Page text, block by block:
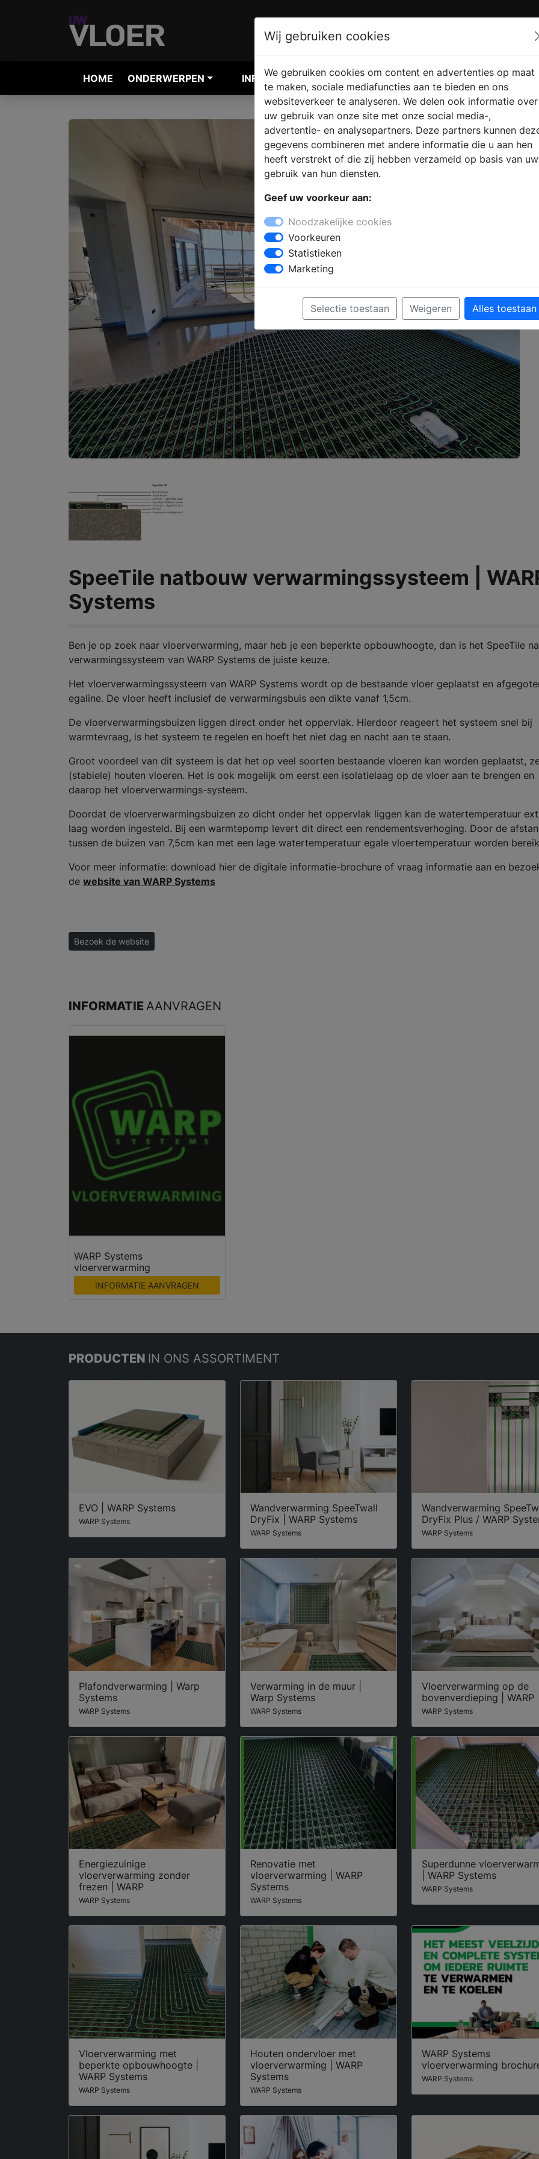
HOME ONDERWERPEN INFORMATIE AANVRAGEN VERKOOPLOCATIE VINDEN
SpeeTile natbouw verwarmingssysteem |
Systems
Ben je op zoek naar vloerverwarming, maar heb je een beperkte opbouwhoogte, dan is het SpeeTile
verwarmingssysteem van WARP Systems de juiste keuze.
Het vloerverwarmingssysteem van WARP Systems wordt op de bestaande vloer geplaatst en
egaline. De vloer heeft inclusief de verwarmingsbuis een dikte vanaf 1,5cm.
De vloerverwarmingsbuizen liggen direct onder het oppervlak. Hierdoor reageert het systeem snel bij
warmtevraag, is het systeem te regelen en hoeft het niet dag en nacht aan te staan.
Groot voordeel van dit systeem is dat het op veel soorten bestaande vloeren kan worden geplaatst,
(stabiele) houten vloeren. Het is ook mogelijk om eerst een isolatielaag op de vloer aan te brengen en
daarop het vloerverwarmings-systeem.
Doordat de vloerverwarmingsbuizen zo dicht onder het oppervlak liggen kan de watertemperatuur
laag worden ingesteld. Bij een warmtepomp levert dit direct een rendementsverhoging. Door de
tussen de buizen van 7,5cm kan met een lage watertemperatuur egale vloertemperatuur worden
Voor meer informatie: download hier de digitale informatie-brochure of vraag informatie aan en
de website van WARP Systems
Bezoek de website
INFORMATIE AANVRAGEN
WARP Systems
vloerverwarming
INFORMATIE AANVRAGEN
PRODUCTEN IN ONS ASSORTIMENT
EVO | WARP Systems
WARP Systems
Wandverwarming SpeeTwall
DryFix | WARP Systems
WARP Systems
Wandverwarming
DryFix Plus / WARP
WARP Systems
Plafondverwarming | Warp
Systems
WARP Systems
Verwarming in de muur |
Warp Systems
WARP Systems
Vloerverwarming op de
bovenverdieping | WARP
WARP Systems
Energiezuinige
vloerverwarming zonder
frezen | WARP
WARP Systems
Renovatie met
vloerverwarming | WARP
Systems
WARP Systems
Superdunne
| WARP Systems
WARP Systems
Vloerverwarming met
beperkte opbouwhoogte |
WARP Systems
WARP Systems
Houten ondervloer met
vloerverwarming | WARP
Systems
WARP Systems
WARP Systems
vloerverwarming
WARP Systems
Wij gebruiken cookies
We gebruiken cookies om content en advertenties op maat
te maken, sociale mediafuncties aan te bieden en ons
websiteverkeer te analyseren. We delen ook informatie over
uw gebruik van onze site met onze social media-,
advertentie- en analysepartners. Deze partners kunnen
gegevens combineren met andere informatie die u aan hen
heeft verstrekt of die zij hebben verzameld op basis van uw
gebruik van hun diensten.
Geef uw voorkeur aan:
Noodzakelijke cookies
Voorkeuren
Statistieken
Marketing
Selectie toestaan Weigeren Alles toestaan